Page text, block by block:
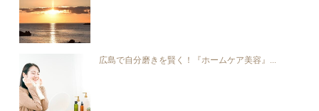
広島で自分磨きを賢く！『ホームケア美容』...